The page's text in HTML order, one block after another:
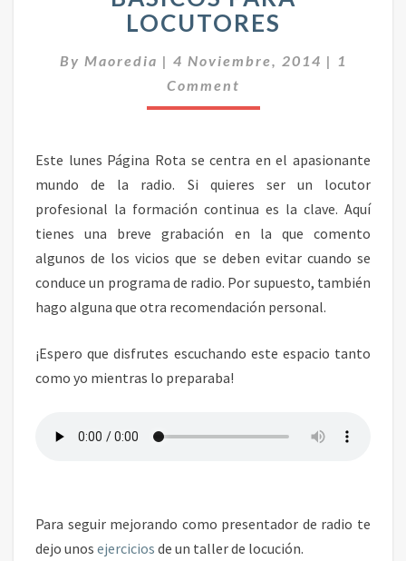
I
O
C
O
N
J
O
S
B
I
C
S
A
T
O
LOCUTORES
By Maoredia | 4 Noviembre, 2014 | C
O
R
I
O
S
1
Comment
Este lunes Página Rota se centra en el apasionante
mundo de la radio. Si quieres ser un locutor
profesional la formación continua es la clave. Aquí
tienes una breve grabación en la que comento
algunos de los vicios que se deben evitar cuando se
conduce un programa de radio. Por supuesto, también
hago alguna que otra recomendación personal.
¡Espero que disfrutes escuchando este espacio tanto
como yo mientras lo preparaba!
Para seguir mejorando como presentador de radio te
dejo unos ejercicios de un taller de locución.